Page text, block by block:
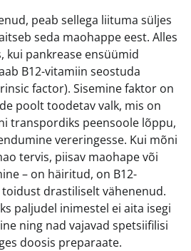
peab sellega liituma süljes
seda maohappe eest. Alles
kui pankrease ensüümid
B12-vitamiin seostuda
factor). Sisemine faktor on
poolt toodetav valk, mis on
transpordiks peensoole lõppu,
vereringesse. Kui mõni
tervis, piisav maohape või
– on häiritud, on B12-
drastiliselt vähenenud.
paljudel inimestel ei aita isegi
ning nad vajavad spetsiifilisi
doosis preparaate.